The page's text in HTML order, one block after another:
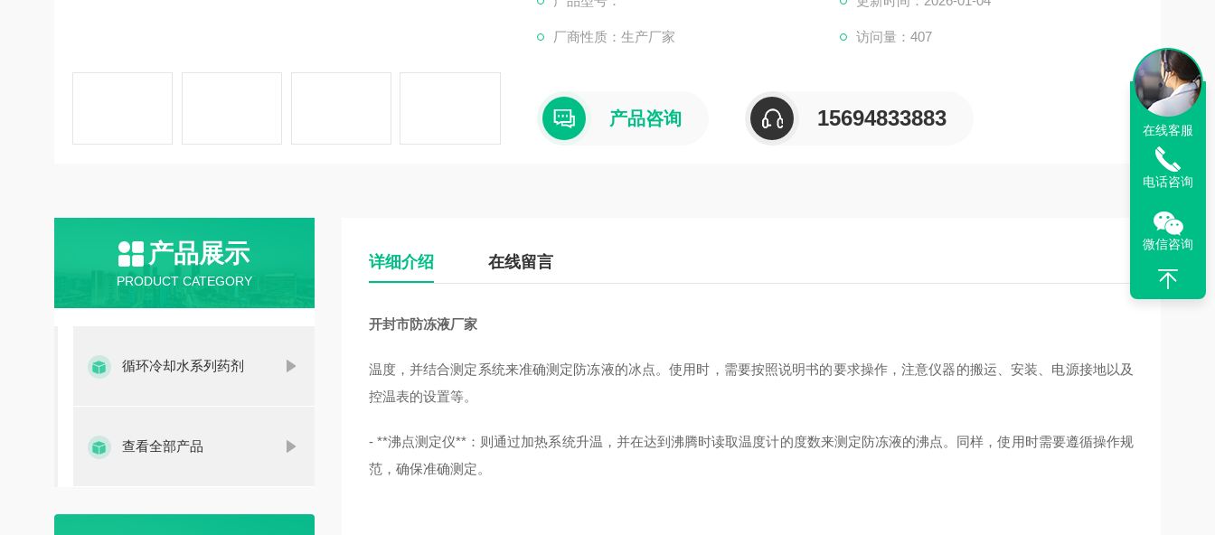
1.
厂商性质：生产厂家 访问量：407
产品咨询 15694833883
产品展示
PRODUCT CATEGORY
循环冷却水系列药剂
查看全部产品
详细介绍 在线留言
开封市防冻液厂家
温度，并结合测定系统来准确测定防冻液的冰点。使用时，需要按照说明书的要求操作，注意仪器的搬运、安装、电源接地以及
控温表的设置等。
- **沸点测定仪**：则通过加热系统升温，并在达到沸腾时读取温度计的度数来测定防冻液的沸点。同样，使用时需要遵循操作规
范，确保准确测定。
在线客服
电话咨询
微信咨询